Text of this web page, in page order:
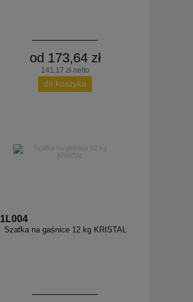
od 173,64 zł
141,17 zł netto
do koszyka
1L004
Szafka na gaśnice 12 kg KRISTAL